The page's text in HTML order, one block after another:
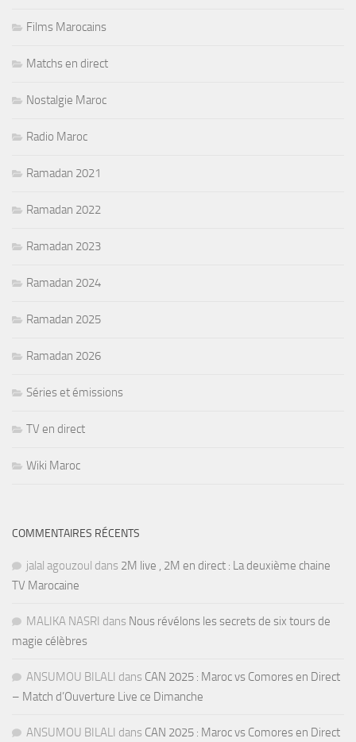
Films Marocains
Matchs en direct
Nostalgie Maroc
Radio Maroc
Ramadan 2021
Ramadan 2022
Ramadan 2023
Ramadan 2024
Ramadan 2025
Ramadan 2026
Séries et émissions
TV en direct
Wiki Maroc
COMMENTAIRES RÉCENTS
jalal agouzoul dans 2M live , 2M en direct : La deuxième chaine
TV Marocaine
MALIKA NASRI dans Nous révélons les secrets de six tours de
magie célèbres
ANSUMOU BILALI dans CAN 2025 : Maroc vs Comores en Direct
– Match d’Ouverture Live ce Dimanche
ANSUMOU BILALI dans CAN 2025 : Maroc vs Comores en Direct